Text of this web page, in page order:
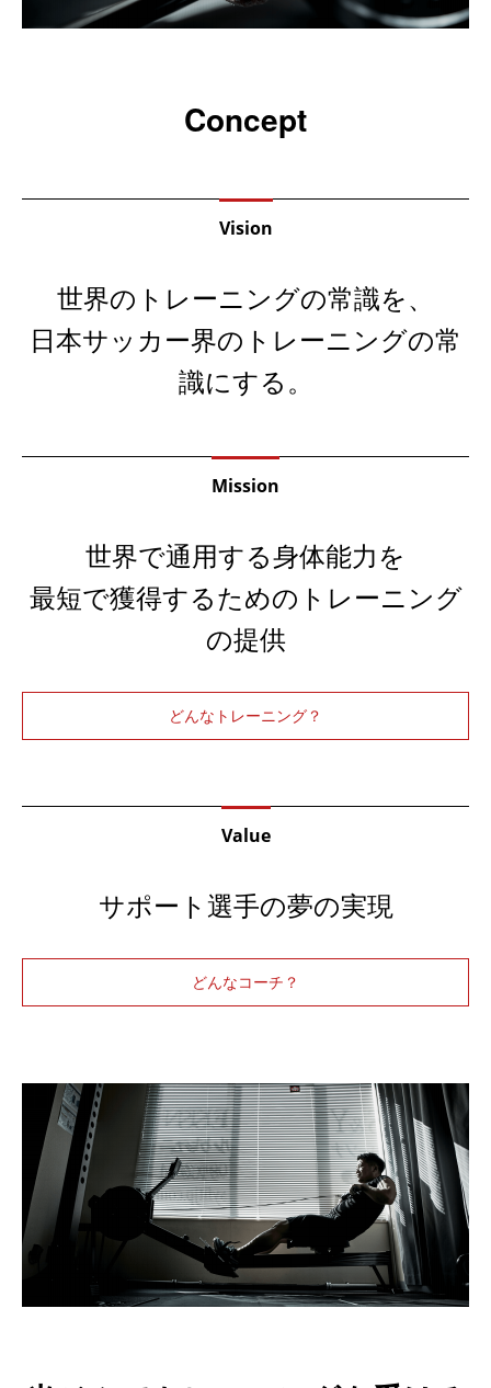
Concept
Vision
世界のトレーニングの常識を、
日本サッカー界のトレーニングの常
識にする。
Mission
世界で通用する身体能力を
最短で獲得するためのトレーニング
の提供
どんなトレーニング？
Value
サポート選手の夢の実現
どんなコーチ？